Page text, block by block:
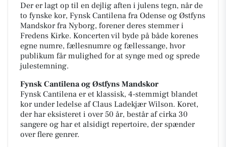
Der er lagt op til en dejlig aften i julens tegn, når de
to fynske kor, Fynsk Cantilena fra Odense og Østfyns
Mandskor fra Nyborg, forener deres stemmer i
Fredens Kirke. Koncerten vil byde på både korenes
egne numre, fællesnumre og fællessange, hvor
publikum får mulighed for at synge med og sprede
julestemning.
Fynsk Cantilena og Østfyns Mandskor
Fynsk Cantilena er et klassisk, 4-stemmigt blandet
kor under ledelse af Claus Ladekjær Wilson. Koret,
der har eksisteret i over 50 år, består af cirka 30
sangere og har et alsidigt repertoire, der spænder
over flere genrer.